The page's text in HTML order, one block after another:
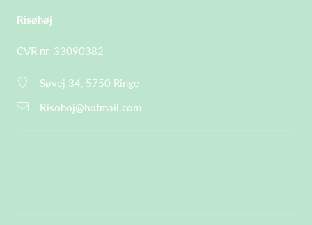
Risøhøj
CVR nr. 33090382
Søvej 34, 5750 Ringe
Risohoj@hotmail.com